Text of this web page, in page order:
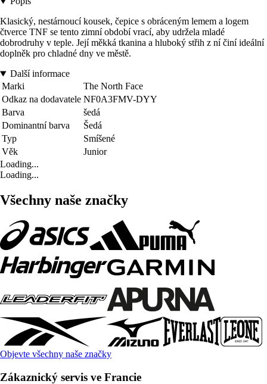
Klasický, nestárnoucí kousek, čepice s obráceným lemem a logem
čtverce TNF se tento zimní období vrací, aby udržela mladé
dobrodruhy v teple. Její měkká tkanina a hluboký střih z ní činí ideální
doplněk pro chladné dny ve městě.
Další informace
Marki
The North Face
Odkaz na dodavatele NF0A3FMV-DYY
Barva
šedá
Dominantní barva
Šedá
Typ
Smíšené
Věk
Junior
Loading...
Loading...
Všechny naše značky
Objevte všechny naše značky
Zákaznický servis ve Francie